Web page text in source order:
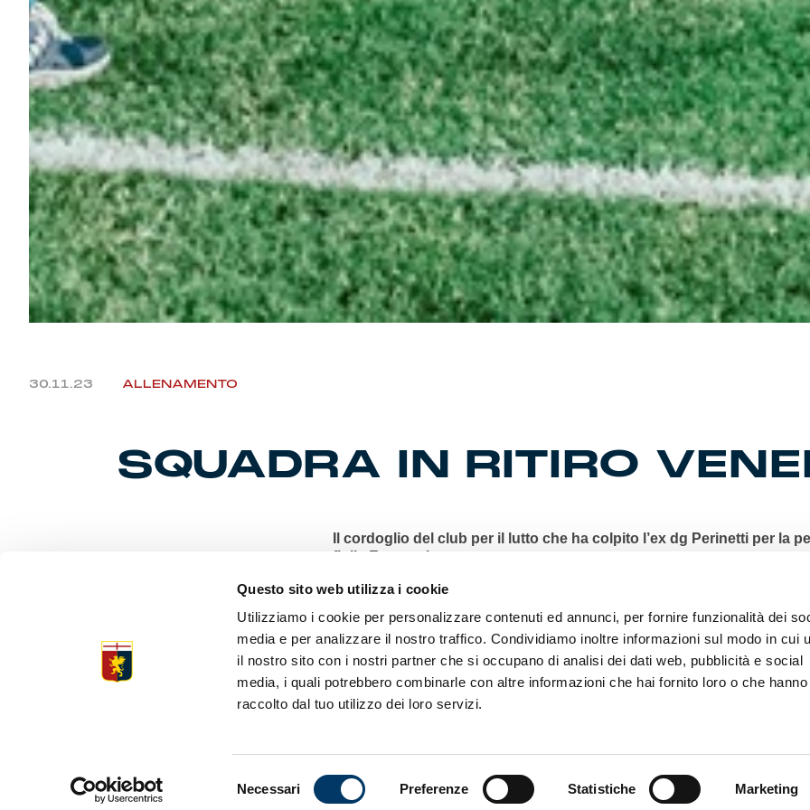
Questo sito web utilizza i cookie
Utilizziamo i cookie per personalizzare contenuti ed annunci, per fornire funzionalità dei
media e per analizzare il nostro traffico. Condividiamo inoltre informazioni sul modo in cui
il nostro sito con i nostri partner che si occupano di analisi dei dati web, pubblicità e social
media, i quali potrebbero combinarle con altre informazioni che hai fornito loro o che hanno
raccolto dal tuo utilizzo dei loro servizi.
Necessari Preferenze Statistiche Marketing
30.11.23 ALLENAMENTO
SQUADRA IN RITIRO
Il cordoglio del club per il lutto che ha colpito l’ex dg Perinetti per la
figlia Emanuela.
Venerdì conferenza. Poi altra riunione per Badelj e compagni,
Primavera (ore 14:30) per la 12ma giornata. Prevendita Genoa-Empoli:
Zena sold-out, pochi posti in Laterale a prezzi di favore. Comunicato
Nord: no bandiere e striscioni, sì al sostegno vocale. Orologi dei 130
sale lounge ed executive dello stadio. Il Genoa Women vince 4-1 il test
Spezia Women. Forcinella protagonista nella nazionale U23 femminile.